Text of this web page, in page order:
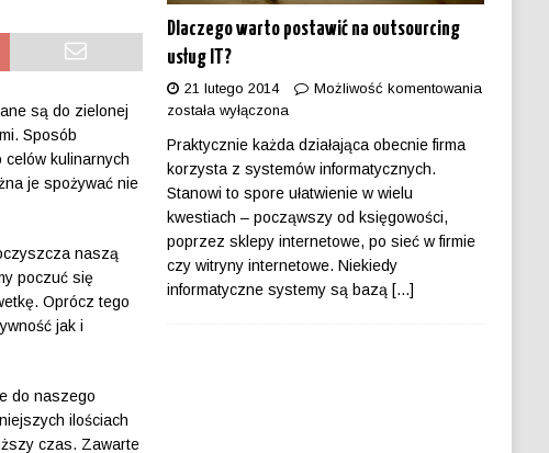
są do zielonej
Sposób
kulinarnych
je spożywać nie
naszą
poczuć się
Oprócz tego
jak i
do naszego
ilościach
czas. Zawarte
Dlaczego warto postawić na outsourcing
usług IT?
21 lutego 2014
Możliwość komentowania
została wyłączona
Praktycznie każda działająca obecnie firma
korzysta z systemów informatycznych.
Stanowi to spore ułatwienie w wielu
kwestiach – począwszy od księgowości,
poprzez sklepy internetowe, po sieć w firmie
czy witryny internetowe. Niekiedy
informatyczne systemy są bazą [...]